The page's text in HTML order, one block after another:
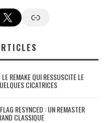
X Google News
REMAKE QUI RESSUSCITE LE
CICATRICES
RESYNCED : UN REMASTER
CLASSIQUE